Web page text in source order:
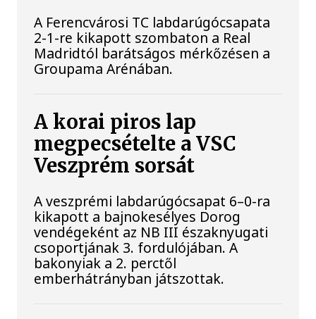
A Ferencvárosi TC labdarúgócsapata
2-1-re kikapott szombaton a Real
Madridtól barátságos mérkőzésen a
Groupama Arénában.
A korai piros lap
megpecsételte a VSC
Veszprém sorsát
A veszprémi labdarúgócsapat 6–0-ra
kikapott a bajnokesélyes Dorog
vendégeként az NB III északnyugati
csoportjának 3. fordulójában. A
bakonyiak a 2. perctől
emberhátrányban játszottak.